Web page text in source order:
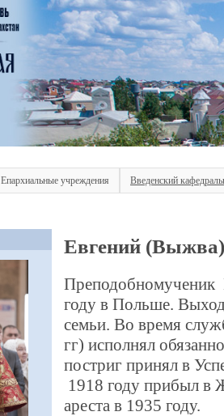
Епархиальные учреждения Введенский
Евгений
Преподобномученик
году в Польше.
семьи. Во время
гг) исполнял
постриг принял в
1918 году прибыл в
ареста в 1935 году.